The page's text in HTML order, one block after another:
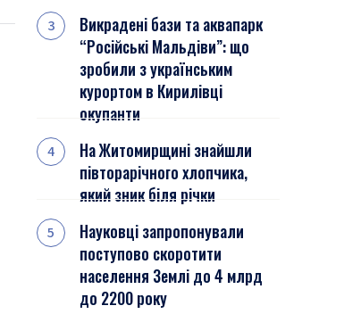
Викрадені бази та аквапарк
“Російські Мальдіви”: що
зробили з українським
курортом в Кирилівці
окупанти
На Житомирщині знайшли
півторарічного хлопчика,
який зник біля річки
Науковці запропонували
поступово скоротити
населення Землі до 4 млрд
до 2200 року